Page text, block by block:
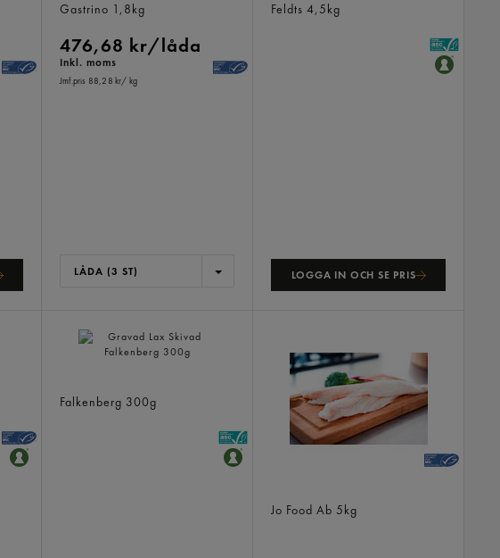
Gastrino 1,8kg
476,68 kr/låda
Inkl. moms
Jmf.pris 88,28 kr/ kg
LÅDA (3 ST)
Feldts 4,5kg
LOGGA IN OCH SE PRIS
Falkenberg 300g
Jo Food Ab 5kg